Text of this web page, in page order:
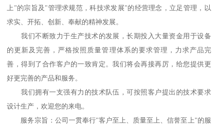
上"的宗旨及"管理求规范，科技求发展"的经营理念，立足管理，以
求实、开拓、创新、奉献的精神发展。
我们不断致力于生产技术的发展，长期投入大量资金用于设备
的更新及完善，严格按照质量管理体系的要求管理，力求产品完
善，得到了合作客户的一致肯定。我们将会再接再厉，给您提供更
好更完善的产品和服务。
我们拥有一支强有力的技术队伍，可按照客户提出的技术要求
设计生产，欢迎您的来电。
服务宗旨：公司一贯奉行"客户至上、质量至上、信誉至上"的服